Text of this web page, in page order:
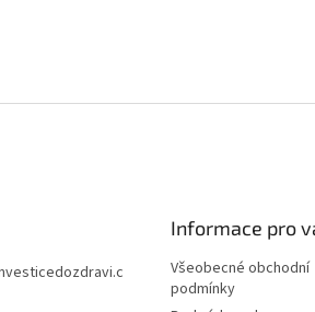
Informace pro
Všeobecné obchodní
podmínky